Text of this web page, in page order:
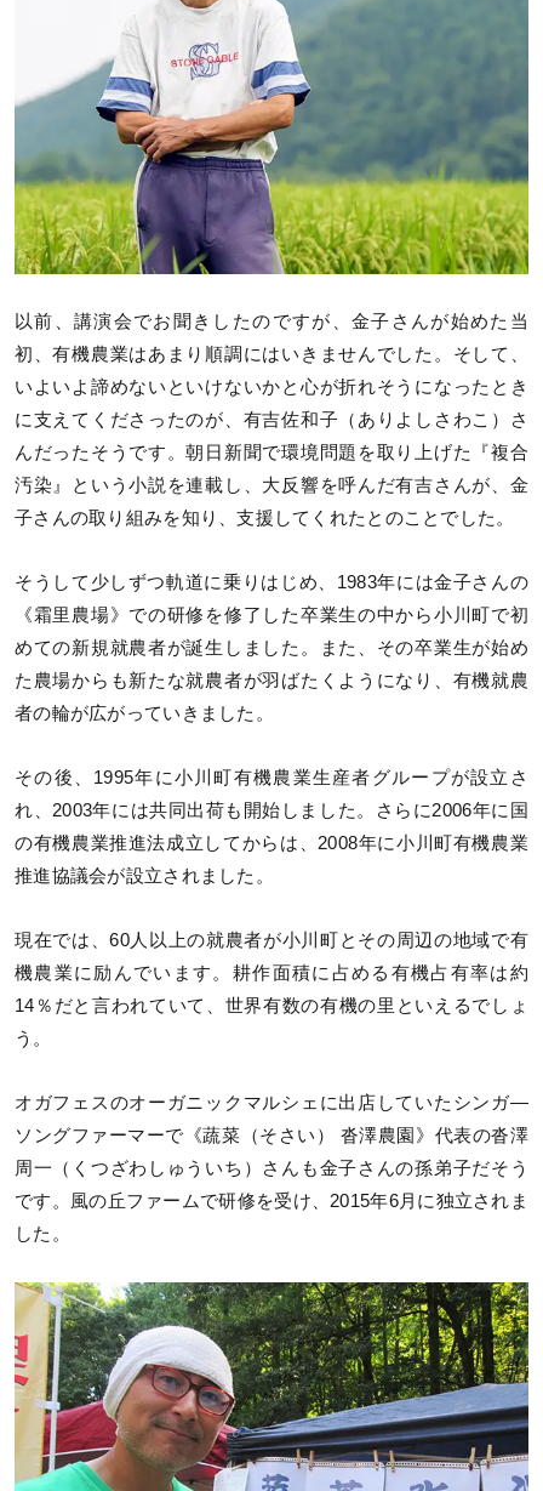
以前、講演会でお聞きしたのですが、金子さんが始めた当
初、有機農業はあまり順調にはいきませんでした。そして、
いよいよ諦めないといけないかと心が折れそうになったとき
に支えてくださったのが、有吉佐和子（ありよしさわこ）さ
んだったそうです。朝日新聞で環境問題を取り上げた『複合
汚染』という小説を連載し、大反響を呼んだ有吉さんが、金
子さんの取り組みを知り、支援してくれたとのことでした。
そうして少しずつ軌道に乗りはじめ、1983年には金子さんの
《霜里農場》での研修を修了した卒業生の中から小川町で初
めての新規就農者が誕生しました。また、その卒業生が始め
た農場からも新たな就農者が羽ばたくようになり、有機就農
者の輪が広がっていきました。
その後、1995年に小川町有機農業生産者グループが設立さ
れ、2003年には共同出荷も開始しました。さらに2006年に国
の有機農業推進法成立してからは、2008年に小川町有機農業
推進協議会が設立されました。
現在では、60人以上の就農者が小川町とその周辺の地域で有
機農業に励んでいます。耕作面積に占める有機占有率は約
14％だと言われていて、世界有数の有機の里といえるでしょ
う。
オガフェスのオーガニックマルシェに出店していたシンガ―
ソングファーマーで《蔬菜（そさい） 沓澤農園》代表の沓澤
周一（くつざわしゅういち）さんも金子さんの孫弟子だそう
です。風の丘ファームで研修を受け、2015年6月に独立されま
した。